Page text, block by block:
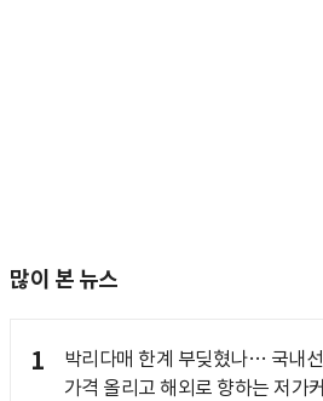
많이 본 뉴스
1
박리다매 한계 부딪혔나… 국내선
가격 올리고 해외로 향하는 저가커